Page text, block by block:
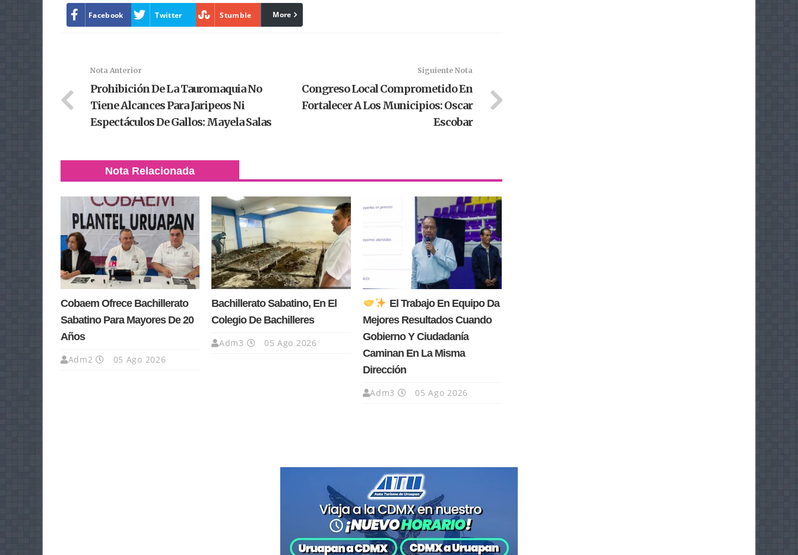
Facebook Twitter Stumble linkedin
More
Nota Anterior
Prohibición De La Tauromaquia No
Tiene Alcances Para Jaripeos Ni
Espectáculos De Gallos: Mayela Salas
Siguiente Nota
Congreso Local Comprometido En
Fortalecer A Los Municipios: Oscar
Escobar
Nota Relacionada
Cobaem Ofrece Bachillerato
Sabatino Para Mayores De 20
Años
Adm2 05 Ago 2026
Bachillerato Sabatino, En El
Colegio De Bachilleres
Adm3 05 Ago 2026
El Trabajo En Equipo Da
Mejores Resultados Cuando
Gobierno Y Ciudadanía
Caminan En La Misma
Dirección
Adm3 05 Ago 2026